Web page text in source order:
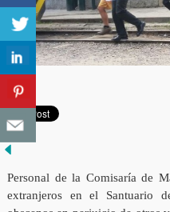
Personal de la Comisaría de
extranjeros en el Santuario